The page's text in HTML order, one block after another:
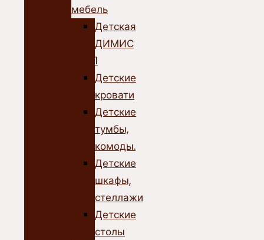
мебель
Детская
ДИМИС
1
Детские
кровати
Детские
тумбы,
комоды.
Детские
шкафы,
стеллажи
Детские
столы